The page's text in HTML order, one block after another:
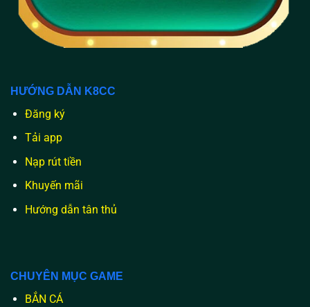
HƯỚNG DẪN K8CC
Đăng ký
Tải app
Nạp rút tiền
Khuyến mãi
Hướng dẫn tân thủ
CHUYÊN MỤC GAME
BẮN CÁ